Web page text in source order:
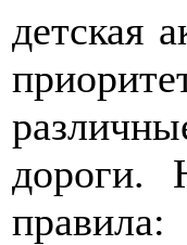
детская
дороги.
правила: